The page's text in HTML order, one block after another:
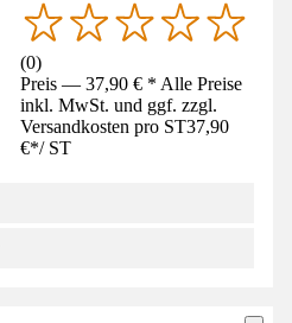
(0)
Preis — 37,90 € * Alle Preise
inkl. MwSt. und ggf. zzgl.
Versandkosten pro ST37,90
€*/ ST